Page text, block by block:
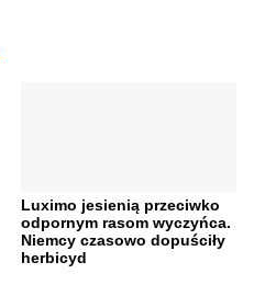
Luximo jesienią przeciwko
odpornym rasom wyczyńca.
Niemcy czasowo dopuściły
herbicyd